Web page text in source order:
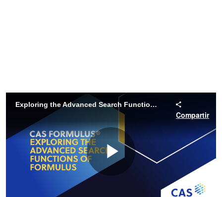
Exploring the Advanced Search Functions of CAS Formulus
Compartir
Play